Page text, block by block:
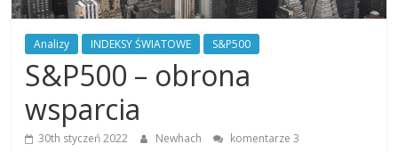
Analiza
rynku
giełdowego,
walut,
wykresy
giełdowe,
artykuły,
forum.
Analizy INDEKSY ŚWIATOWE S&P500
S&P500 – obrona
wsparcia
30th styczeń 2022 Newhach komentarze 3